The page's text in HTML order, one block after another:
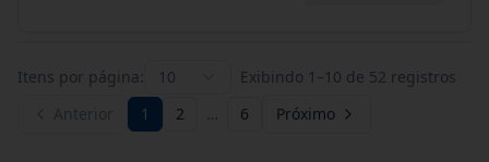
Itens por página: 10 Exibindo 1 –10 de 52 registros
1 2 … 6 Próximo